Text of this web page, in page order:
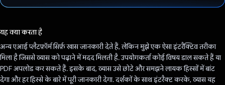
यह क्या करता है
अन्य एआई प्लैटफ़ॉर्म सिर्फ़ खास जानकारी देते हैं, लेकिन मुझे एक ऐसा इंटरैक्टिव तरीका
मिला है जिससे व्यास को पढ़ाने में मदद मिलती है. उपयोगकर्ता कोई विषय डाल सकते हैं या
PDF अपलोड कर सकते हैं. इसके बाद, व्यास उसे छोटे और समझने लायक हिस्सों में बांट
देगा और हर हिस्से के बारे में पूरी जानकारी देगा. दर्शकों के साथ इंटरैक्ट करके, व्यास यह